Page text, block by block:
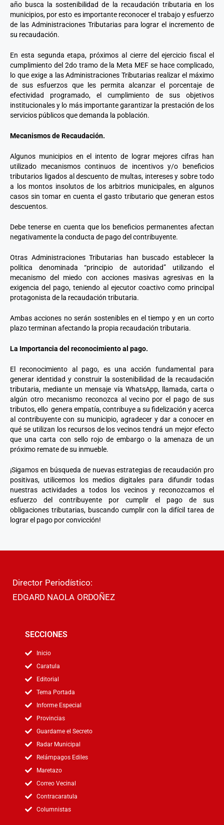
año busca la sostenibilidad de la recaudación tributaria en los
municipios, por esto es importante reconocer el trabajo y esfuerzo
de las Administraciones Tributarias para lograr el incremento de
su recaudación.
En esta segunda etapa, próximos al cierre del ejercicio fiscal el
cumplimiento del 2do tramo de la Meta MEF se hace complicado,
lo que exige a las Administraciones Tributarias realizar el máximo
de sus esfuerzos que les permita alcanzar el porcentaje de
efectividad programado, el cumplimiento de sus objetivos
institucionales y lo más importante garantizar la prestación de los
servicios públicos que demanda la población.
Mecanismos de Recaudación.
Algunos municipios en el intento de lograr mejores cifras han
utilizado mecanismos continuos de incentivos y/o beneficios
tributarios ligados al descuento de multas, intereses y sobre todo
a los montos insolutos de los arbitrios municipales, en algunos
casos sin tomar en cuenta el gasto tributario que generan estos
descuentos.
Debe tenerse en cuenta que los beneficios permanentes afectan
negativamente la conducta de pago del contribuyente.
Otras Administraciones Tributarias han buscado establecer la
política denominada “principio de autoridad” utilizando el
mecanismo del miedo con acciones masivas agresivas en la
exigencia del pago, teniendo al ejecutor coactivo como principal
protagonista de la recaudación tributaria.
Ambas acciones no serán sostenibles en el tiempo y en un corto
plazo terminan afectando la propia recaudación tributaria.
La Importancia del reconocimiento al pago.
El reconocimiento al pago, es una acción fundamental para
generar identidad y construir la sostenibilidad de la recaudación
tributaria, mediante un mensaje vía WhatsApp, llamada, carta o
algún otro mecanismo reconozca al vecino por el pago de sus
tributos, ello genera empatía, contribuye a su fidelización y acerca
al contribuyente con su municipio, agradecer y dar a conocer en
qué se utilizan los recursos de los vecinos tendrá un mejor efecto
que una carta con sello rojo de embargo o la amenaza de un
próximo remate de su inmueble.
¡Sigamos en búsqueda de nuevas estrategias de recaudación pro
positivas, utilicemos los medios digitales para difundir todas
nuestras actividades a todos los vecinos y reconozcamos el
esfuerzo del contribuyente por cumplir el pago de sus
obligaciones tributarias, buscando cumplir con la difícil tarea de
lograr el pago por convicción!
Director Periodístico:
EDGARD NAOLA ORDOÑEZ
SECCIONES
Inicio
Caratula
Editorial
Tema Portada
Informe Especial
Provincias
Guardame el Secreto
Radar Municipal
Relámpagos Ediles
Maretazo
Correo Vecinal
Contracaratula
Columnistas